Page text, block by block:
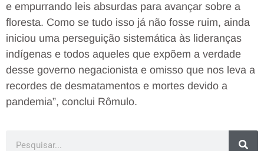
e empurrando leis absurdas para avançar sobre a
floresta. Como se tudo isso já não fosse ruim, ainda
iniciou uma perseguição sistemática às lideranças
indígenas e todos aqueles que expõem a verdade
desse governo negacionista e omisso que nos leva a
recordes de desmatamentos e mortes devido a
pandemia”, conclui Rômulo.